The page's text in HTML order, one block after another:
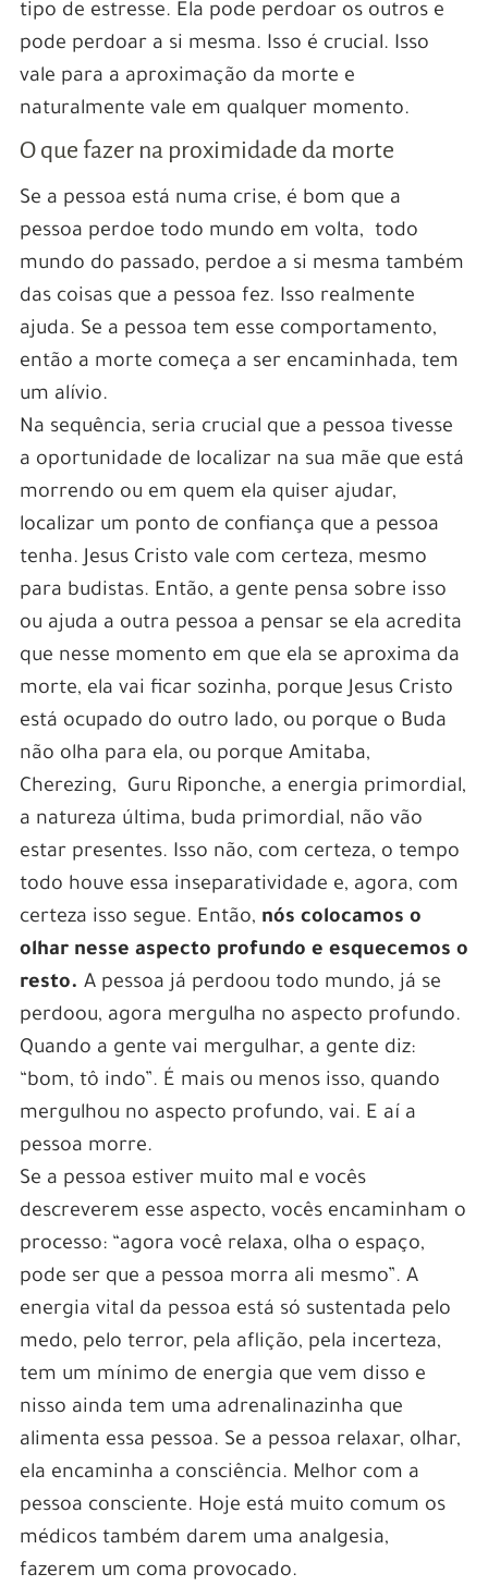
tipo de estresse. Ela pode perdoar os outros e
pode perdoar a si mesma. Isso é crucial. Isso
vale para a aproximação da morte e
naturalmente vale em qualquer momento.
O que fazer na proximidade da morte
Se a pessoa está numa crise, é bom que a
pessoa perdoe todo mundo em volta, todo
mundo do passado, perdoe a si mesma também
das coisas que a pessoa fez. Isso realmente
ajuda. Se a pessoa tem esse comportamento,
então a morte começa a ser encaminhada, tem
um alívio.
Na sequência, seria crucial que a pessoa tivesse
a oportunidade de localizar na sua mãe que está
morrendo ou em quem ela quiser ajudar,
localizar um ponto de confiança que a pessoa
tenha. Jesus Cristo vale com certeza, mesmo
para budistas. Então, a gente pensa sobre isso
ou ajuda a outra pessoa a pensar se ela acredita
que nesse momento em que ela se aproxima da
morte, ela vai ficar sozinha, porque Jesus Cristo
está ocupado do outro lado, ou porque o Buda
não olha para ela, ou porque Amitaba,
Cherezing, Guru Riponche, a energia primordial,
a natureza última, buda primordial, não vão
estar presentes. Isso não, com certeza, o tempo
todo houve essa inseparatividade e, agora, com
certeza isso segue. Então, nós colocamos o
olhar nesse aspecto profundo e esquecemos o
resto. A pessoa já perdoou todo mundo, já se
perdoou, agora mergulha no aspecto profundo.
Quando a gente vai mergulhar, a gente diz:
“bom, tô indo”. É mais ou menos isso, quando
mergulhou no aspecto profundo, vai. E aí a
pessoa morre.
Se a pessoa estiver muito mal e vocês
descreverem esse aspecto, vocês encaminham o
processo: “agora você relaxa, olha o espaço,
pode ser que a pessoa morra ali mesmo”. A
energia vital da pessoa está só sustentada pelo
medo, pelo terror, pela aflição, pela incerteza,
tem um mínimo de energia que vem disso e
nisso ainda tem uma adrenalinazinha que
alimenta essa pessoa. Se a pessoa relaxar, olhar,
ela encaminha a consciência. Melhor com a
pessoa consciente. Hoje está muito comum os
médicos também darem uma analgesia,
fazerem um coma provocado.